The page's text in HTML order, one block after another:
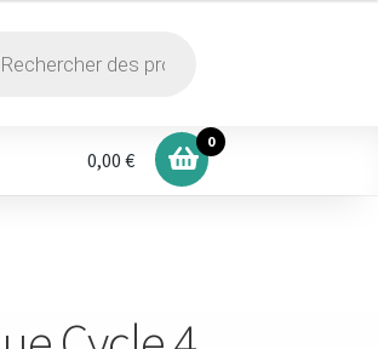
0,00 €
0